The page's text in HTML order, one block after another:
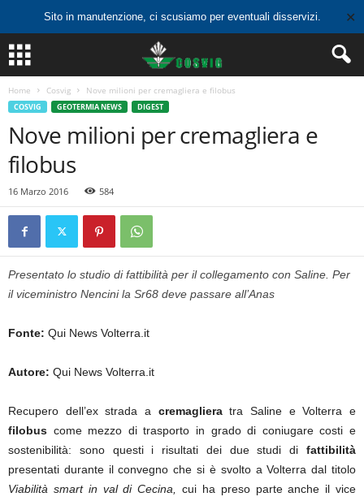
Sito in manutenzione, ci scusiamo per eventuali disservizi. ✕
Home Cosvig Nove milioni per cremagliera e filobus
COSVIG GEOTERMIA NEWS DIGEST
Nove milioni per cremagliera e
filobus
16 Marzo 2016 584
Presentato lo studio di fattibilità per il collegamento con Saline. Per
il viceministro Nencini la Sr68 deve passare all’Anas
Fonte: Qui News Volterra.it
Autore: Qui News Volterra.it
Recupero dell’ex strada a cremaglieratra Saline e Volterra e
filobus come mezzo di trasporto in grado di coniugare costi e
sostenibilità: sono questi i risultati dei due studi di fattibilità
presentati durante il convegno che si è svolto a Volterra dal titolo
Viabilità smart in val di Cecina, cui ha preso parte anche il vice